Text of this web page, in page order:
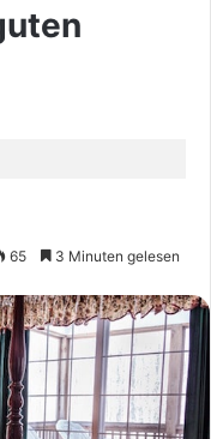
65 3 Minuten gelesen